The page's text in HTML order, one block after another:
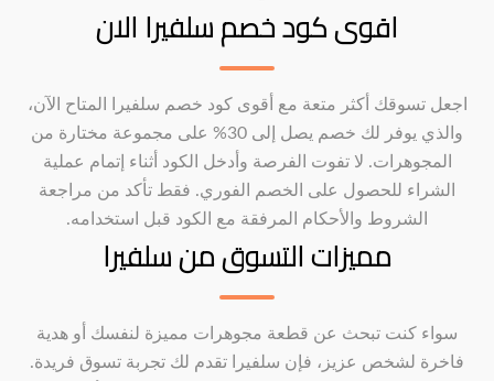
اقوى كود خصم سلفيرا الان
اجعل تسوقك أكثر متعة مع أقوى كود خصم سلفيرا المتاح الآن،
والذي يوفر لك خصم يصل إلى 30% على مجموعة مختارة من
المجوهرات. لا تفوت الفرصة وأدخل الكود أثناء إتمام عملية
الشراء للحصول على الخصم الفوري. فقط تأكد من مراجعة
الشروط والأحكام المرفقة مع الكود قبل استخدامه.
مميزات التسوق من سلفيرا
سواء كنت تبحث عن قطعة مجوهرات مميزة لنفسك أو هدية
فاخرة لشخص عزيز، فإن سلفيرا تقدم لك تجربة تسوق فريدة.